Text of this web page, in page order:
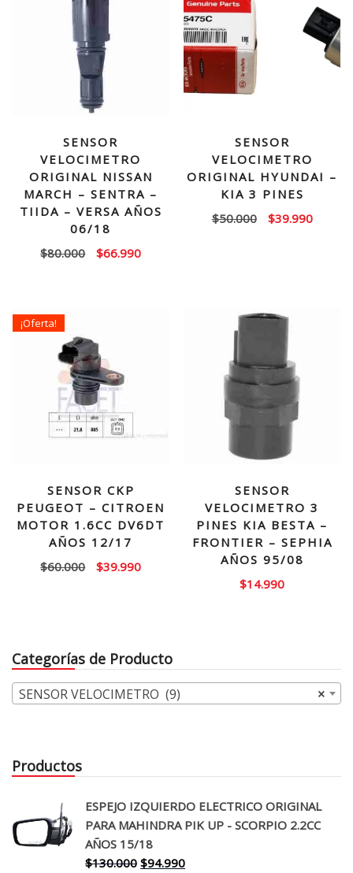
SENSOR
VELOCIMETRO
ORIGINAL NISSAN
MARCH – SENTRA –
TIIDA – VERSA AÑOS
06/18
$80.000
El
$66.990El
SENSOR
VELOCIMETRO
ORIGINAL HYUNDAI –
KIA 3 PINES
$50.000
El
$39.990El
¡Oferta!
SENSOR CKP
PEUGEOT – CITROEN
MOTOR 1.6CC DV6DT
AÑOS 12/17
$60.000
El
$39.990El
SENSOR
VELOCIMETRO 3
PINES KIA BESTA –
FRONTIER – SEPHIA
AÑOS 95/08
$14.990
Categorías de Producto
×
SENSOR VELOCIMETRO (9)
Productos
ESPEJO IZQUIERDO ELECTRICO ORIGINAL
PARA MAHINDRA PIK UP - SCORPIO 2.2CC
AÑOS 15/18
$130.000 El
$94.990El